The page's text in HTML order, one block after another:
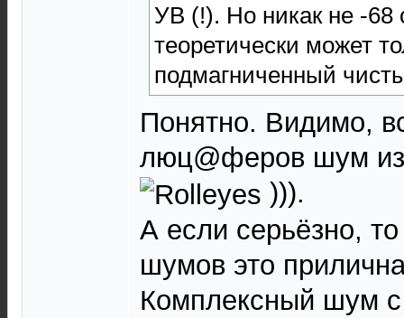
УВ (!). Но никак не -68
теоретически может
подмагниченный
Понятно. Видимо,
люц@феров шум
))).
А если серьёзно,
шумов это
Комплексный шум с